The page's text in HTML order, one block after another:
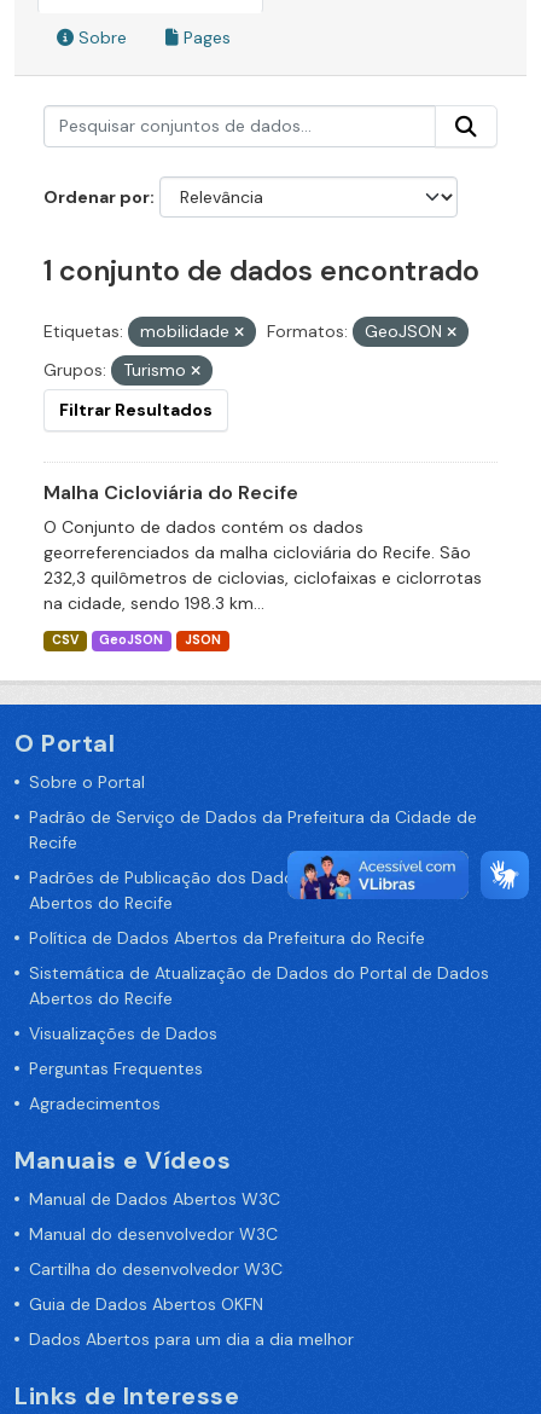
Sobre Pages
Ordenar por
1 conjunto de dados encontrado
Etiquetas: mobilidade Formatos:
GeoJSON
Grupos:
Turismo
Filtrar Resultados
Malha Cicloviária do Recife
O Conjunto de dados contém os dados
georreferenciados da malha cicloviária do Recife. São
232,3 quilômetros de ciclovias, ciclofaixas e ciclorrotas
na cidade, sendo 198.3 km...
CSV GeoJSON JSON
O Portal
Sobre o Portal
Padrão de Serviço de Dados da Prefeitura da Cidade de
Recife
Padrões de Publicação dos Dados no Portal de Dados
Abertos do Recife
Política de Dados Abertos da Prefeitura do Recife
Sistemática de Atualização de Dados do Portal de Dados
Abertos do Recife
Visualizações de Dados
Perguntas Frequentes
Agradecimentos
Manuais e Vídeos
Manual de Dados Abertos W3C
Manual do desenvolvedor W3C
Cartilha do desenvolvedor W3C
Guia de Dados Abertos OKFN
Dados Abertos para um dia a dia melhor
Links de Interesse